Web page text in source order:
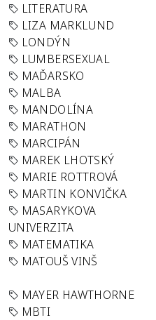
LITERATURA
LIZA MARKLUND
LONDÝN
LUMBERSEXUAL
MAĎARSKO
MALBA
MANDOLÍNA
MARATHON
MARCIPÁN
MAREK LHOTSKÝ
MARIE ROTTROVÁ
MARTIN KONVIČKA
MASARYKOVA
UNIVERZITA
MATEMATIKA
MATOUŠ VINŠ
MAYER HAWTHORNE
MBTI